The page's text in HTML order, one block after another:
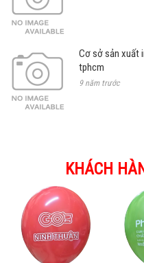
Cơ sở sản xuất
tphcm
9 năm trước
KHÁCH